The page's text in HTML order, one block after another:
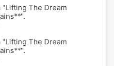
"Lifting The Dream
"Lifting The Dream